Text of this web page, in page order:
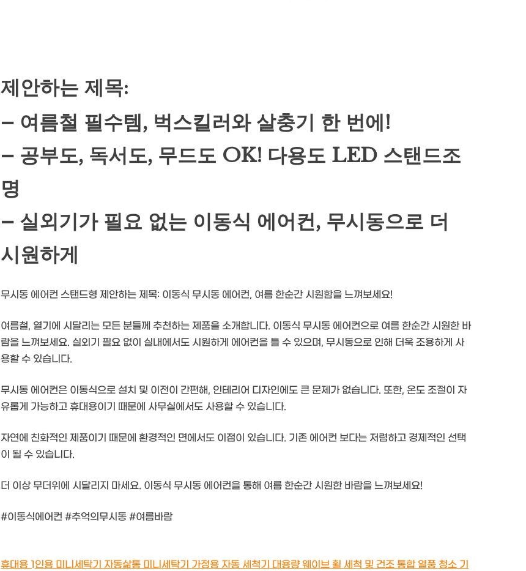
제안하는 제목:
– 여름철 필수템, 벅스킬러와 살충기 한 번에!
– 공부도, 독서도, 무드도 OK! 다용도 LED 스탠드조
명
– 실외기가 필요 없는 이동식 에어컨, 무시동으로 더
시원하게
무시동 에어컨 스탠드형 제안하는 제목: 이동식 무시동 에어컨, 여름 한순간 시원함을 느껴보세요!
여름철, 열기에 시달리는 모든 분들께 추천하는 제품을 소개합니다. 이동식 무시동 에어컨으로 여름 한순간 시원한 바
람을 느껴보세요. 실외기 필요 없이 실내에서도 시원하게 에어컨을 틀 수 있으며, 무시동으로 인해 더욱 조용하게 사
용할 수 있습니다.
무시동 에어컨은 이동식으로 설치 및 이전이 간편해, 인테리어 디자인에도 큰 문제가 없습니다. 또한, 온도 조절이 자
유롭게 가능하고 휴대용이기 때문에 사무실에서도 사용할 수 있습니다.
자연에 친화적인 제품이기 때문에 환경적인 면에서도 이점이 있습니다. 기존 에어컨 보다는 저렴하고 경제적인 선택
이 될 수 있습니다.
더 이상 무더위에 시달리지 마세요. 이동식 무시동 에어컨을 통해 여름 한순간 시원한 바람을 느껴보세요!
#이동식에어컨 #추억의무시동 #여름바람
휴대용 1인용 미니세탁기 자동삶통 미니세탁기 가정용 자동 세척기 대용량 웨이브 휠 세척 및 건조 통합 열풍 청소 기